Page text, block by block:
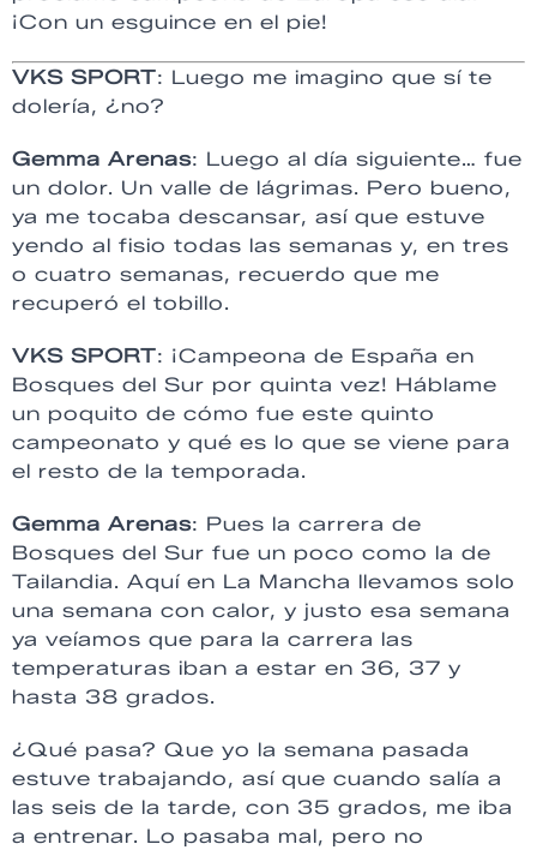
¡Con un esguince en el pie!
VKS SPORT: Luego me imagino que sí te
dolería, ¿no?
Gemma Arenas: Luego al día siguiente… fue
un dolor. Un valle de lágrimas. Pero bueno,
ya me tocaba descansar, así que estuve
yendo al fisio todas las semanas y, en tres
o cuatro semanas, recuerdo que me
recuperó el tobillo.
VKS SPORT: ¡Campeona de España en
Bosques del Sur por quinta vez! Háblame
un poquito de cómo fue este quinto
campeonato y qué es lo que se viene para
el resto de la temporada.
Gemma Arenas: Pues la carrera de
Bosques del Sur fue un poco como la de
Tailandia. Aquí en La Mancha llevamos solo
una semana con calor, y justo esa semana
ya veíamos que para la carrera las
temperaturas iban a estar en 36, 37 y
hasta 38 grados.
¿Qué pasa? Que yo la semana pasada
estuve trabajando, así que cuando salía a
las seis de la tarde, con 35 grados, me iba
a entrenar. Lo pasaba mal, pero no